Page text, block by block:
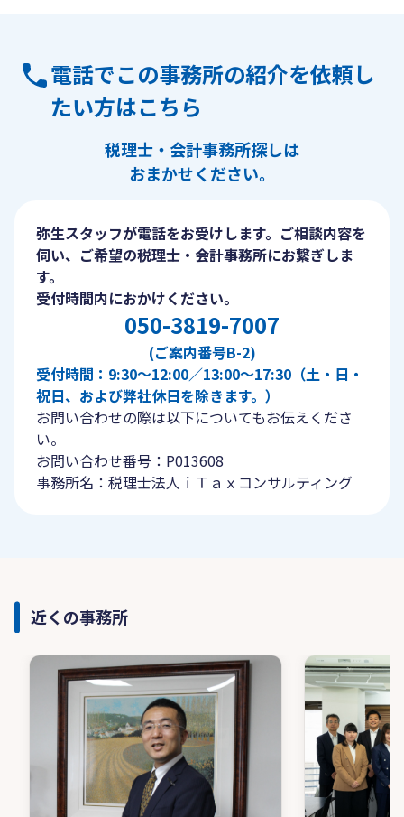
電話でこの事務所の紹介を依頼し
たい方はこちら
税理士・会計事務所探しは
おまかせください。
弥生スタッフが電話をお受けします。ご相談内容を
伺い、ご希望の税理士・会計事務所にお繋ぎしま
す。
受付時間内におかけください。
050-3819-7007
(ご案内番号B-2)
受付時間：9:30〜12:00／13:00〜17:30（土・日・
祝日、および弊社休日を除きます。）
お問い合わせの際は以下についてもお伝えくださ
い。
お問い合わせ番号：P013608
事務所名：税理士法人ｉＴａｘコンサルティング
近くの事務所